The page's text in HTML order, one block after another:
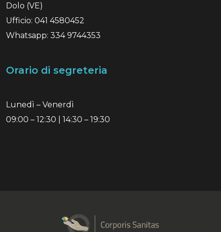
Dolo (VE)
Ufficio: 041 4580452
Whatsapp: 334 9744353
Orario di segreteria
Lunedì – Venerdì
09:00 – 12:30 | 14:30 – 19:30